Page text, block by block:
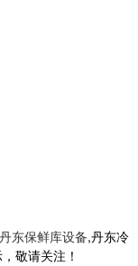
丹东保鲜库设备,丹东冷
敬请关注！